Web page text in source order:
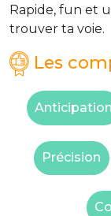
Rapide, fun et
trouver ta voie.
Les
Anticipation
Précision